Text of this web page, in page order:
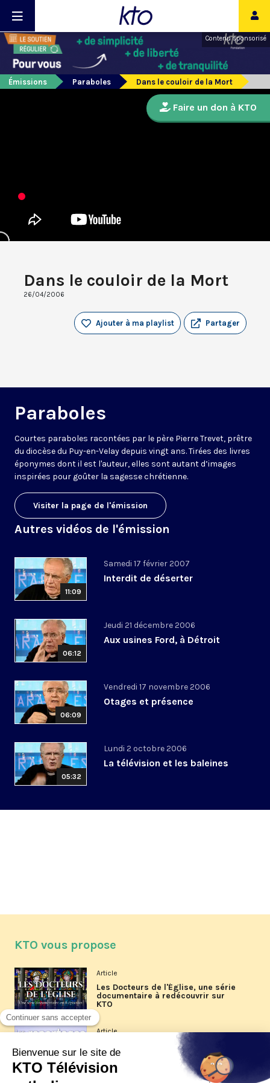
Contenu sponsorisé
Émissions Paraboles Dans le couloir de la Mort
Dans le couloir de la Mort
26/04/2006
Partager
Ajouter à ma playlist
Paraboles
Courtes paraboles racontées par le père Pierre Trevet, prêtre
du diocèse du Puy-en-Velay depuis vingt ans. Tirées des livres
éponymes dont il est l'auteur, elles sont autant d’images
inspirées pour goûter la sagesse chrétienne.
Visiter la page de l'émission
Autres vidéos de l'émission
11:09
Samedi 17 février 2007
Interdit de déserter
06:12
Jeudi 21 décembre 2006
Aux usines Ford, à Détroit
06:09
Vendredi 17 novembre 2006
Otages et présence
05:32
Lundi 2 octobre 2006
La télévision et les baleines
Faire un don à KTO
KTO vous propose
Article
Les Docteurs de l'Église, une série
documentaire à redécouvrir sur
KTO
Article
Les reportages d'été 2026 de KTO